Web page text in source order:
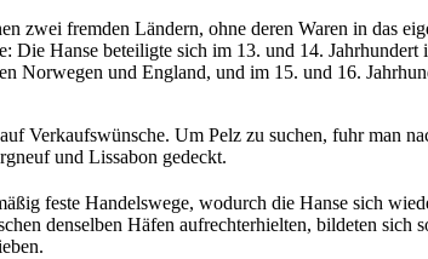
zwei fremden Ländern, ohne deren Waren in das
Hanse beteiligte sich im 13. und 14.
Norwegen und England, und im 15. und 16.
Verkaufswünsche. Um Pelz zu suchen, fuhr man
und Lissabon gedeckt.
feste Handelswege, wodurch die Hanse sich
denselben Häfen aufrechterhielten, bildeten